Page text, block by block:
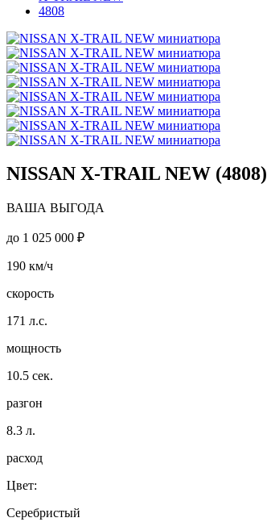
4808
NISSAN X-TRAIL NEW (4808)
ВАША ВЫГОДА
до 1 025 000 ₽
190 км/ч
скорость
171 л.с.
мощность
10.5 сек.
разгон
8.3 л.
расход
Цвет:
Серебристый